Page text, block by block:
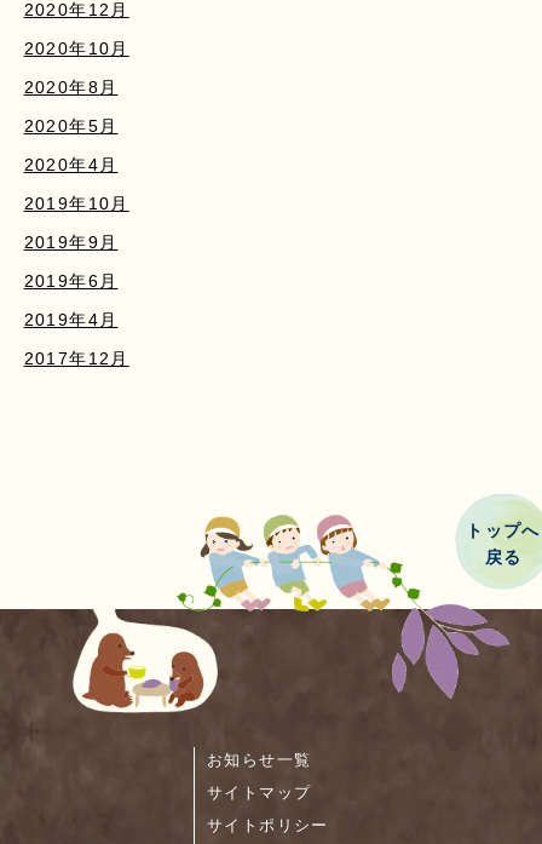
2020年12月
2020年10月
2020年8月
2020年5月
2020年4月
2019年10月
2019年9月
2019年6月
2019年4月
2017年12月
トップへ
戻る
お知らせ一覧
サイトマップ
サイトポリシー